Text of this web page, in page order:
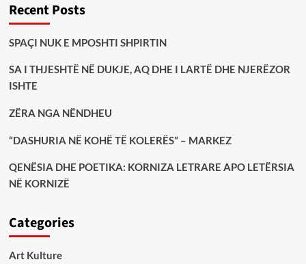
Recent Posts
SPAÇI NUK E MPOSHTI SHPIRTIN
SA I THJESHTË NË DUKJE, AQ DHE I LARTË DHE NJERËZOR
ISHTE
ZËRA NGA NËNDHEU
“DASHURIA NË KOHË TË KOLERËS” – MARKEZ
QENËSIA DHE POETIKA: KORNIZA LETRARE APO LETËRSIA
NË KORNIZË
Categories
Art Kulture